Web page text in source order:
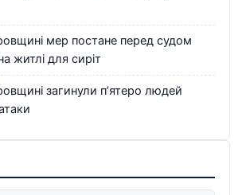
мер постане перед судом
житлі для сиріт
загинули п’ятеро людей